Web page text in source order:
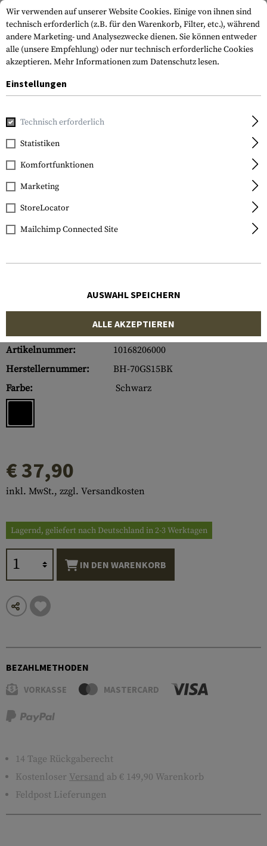
Home Tactical Gear
Blackhawk
Storm Sling QD
Artikelnummer:
10168206000
Herstellernummer:
BH-70GS15BK
Farbe:
Schwarz
€ 37,90
inkl. MwSt., zzgl. Versandkosten
Lagernd, geliefert nach Deutschland in 2-3 Werktagen
IN DEN WARENKORB
BEZAHLMETHODEN
VORKASSE MASTERCARD
14 Tage Rückgaberecht
Kostenloser Versand ab € 149,90 Warenkorb
Feldpost Lieferungen
Wir verwenden auf unserer Website Cookies. Einige von ihnen sind
technisch erforderlich (z.B. für den Warenkorb, Filter, etc.), während
andere Marketing- und Analysezwecke dienen. Sie können entweder
alle (unsere Empfehlung) oder nur technisch erforderliche Cookies
akzeptieren. Mehr Informationen zum Datenschutz lesen.
Einstellungen
Technisch erforderlich
Statistiken
Komfortfunktionen
Marketing
StoreLocator
Mailchimp Connected Site
AUSWAHL SPEICHERN
ALLE AKZEPTIEREN